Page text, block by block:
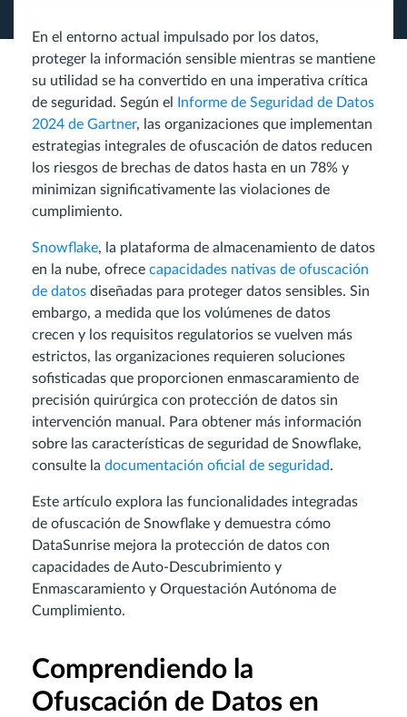
En el entorno actual impulsado por los datos,
proteger la información sensible mientras se mantiene
su utilidad se ha convertido en una imperativa crítica
de seguridad. Según el
Informe de Seguridad de Datos
2024 de Gartner, las organizaciones que implementan
estrategias integrales de ofuscación de datos reducen
los riesgos de brechas de datos hasta en un 78% y
minimizan significativamente las violaciones de
cumplimiento.
Snowflake, la plataforma de almacenamiento de datos
en la nube, ofrece capacidades nativas de ofuscación
de datos diseñadas para proteger datos sensibles. Sin
embargo, a medida que los volúmenes de datos
crecen y los requisitos regulatorios se vuelven más
estrictos, las organizaciones requieren soluciones
sofisticadas que proporcionen enmascaramiento de
precisión quirúrgica con protección de datos sin
intervención manual. Para obtener más información
sobre las características de seguridad de Snowflake,
consulte la documentación oficial de seguridad.
Este artículo explora las funcionalidades integradas
de ofuscación de Snowflake y demuestra cómo
DataSunrise mejora la protección de datos con
capacidades de Auto-Descubrimiento y
Enmascaramiento y Orquestación Autónoma de
Cumplimiento.
Comprendiendo la
Ofuscación de Datos en